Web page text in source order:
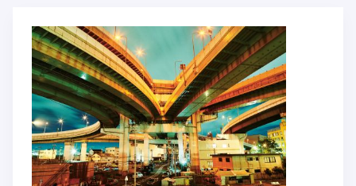
Mehr zu Einblicke ins Bachelorstudium